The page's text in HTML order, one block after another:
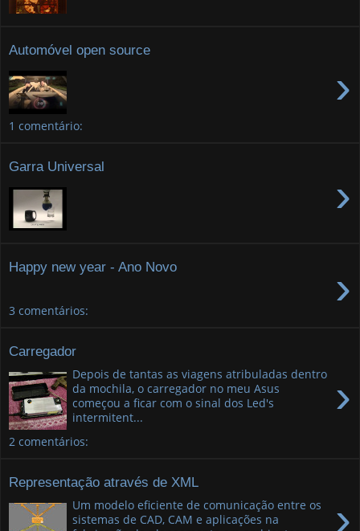
Automóvel open source
›
1 comentário:
Garra Universal
›
Happy new year - Ano Novo ›
3 comentários:
Carregador
›
Depois de tantas as viagens atribuladas dentro
da mochila, o carregador no meu Asus
começou a ficar com o sinal dos Led's
intermitent...
2 comentários:
Representação através de XML
›
Um modelo eficiente de comunicação entre os
sistemas de CAD, CAM e aplicações na